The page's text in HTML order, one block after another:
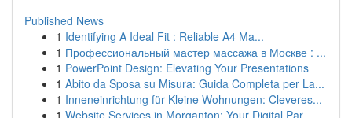
Published News
1 Identifying A Ideal Fit : Reliable A4 Ma...
1 Профессиональный мастер массажа в Москве : ...
1 PowerPoint Design: Elevating Your Presentations
1 Abito da Sposa su Misura: Guida Completa per La...
1 Inneneinrichtung für Kleine Wohnungen: Cleveres...
1 Website Services in Morganton: Your Digital Par...